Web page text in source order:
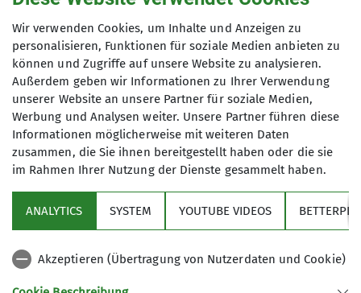
Murmlis
Am Tag vor der Bergmesse waren die Murmlis
zusammen mit den Mammuts beim Zelten am
Berghof Heger. Uns erwarteten dort eine
traumhafte Kulisse und perfektes Wetter, und
tolle gemeinsame Spiele mit den "Großen".
Der ausführliche Bericht von dieser Veranstaltung
Hier geht es zum ganzen Bericht.
Wir verwenden Cookies, um Inhalte und Anzeigen zu
personalisieren, Funktionen für soziale Medien anbieten zu
können und Zugriffe auf unsere Website zu analysieren.
Außerdem geben wir Informationen zu Ihrer Verwendung
unserer Website an unsere Partner für soziale Medien,
Werbung und Analysen weiter. Unsere Partner führen diese
Informationen möglicherweise mit weiteren Daten
zusammen, die Sie ihnen bereitgestellt haben oder die sie
im Rahmen Ihrer Nutzung der Dienste gesammelt haben.
ANALYTICS SYSTEM YOUTUBE VIDEOS
Akzeptieren (Übertragung von Nutzerdaten und Cookie)